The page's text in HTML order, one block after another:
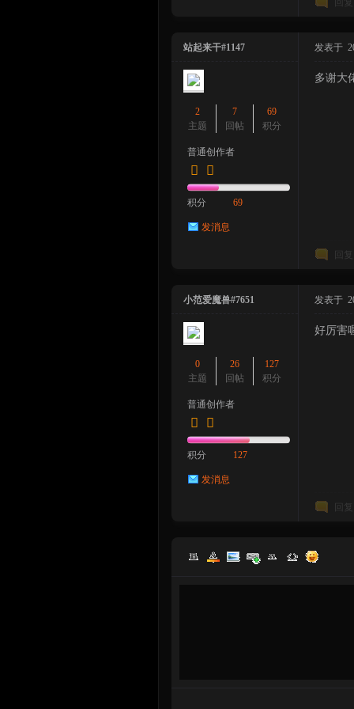
回复
站起来干#1147
2
主题
7
回帖
69
积分
普通创作者
积分 69
发消息
发表于
多谢大
回复
小范爱魔兽#7651
0
主题
26
回帖
127
积分
普通创作者
积分 127
发消息
发表于
好厉害
回复